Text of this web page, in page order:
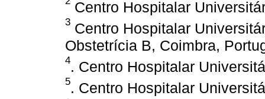
Centro Hospitalar
3 Centro Hospitalar
Obstetrícia B, Coimbra,
4. Centro Hospitalar
5. Centro Hospitalar